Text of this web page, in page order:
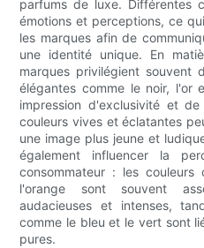
parfums de luxe. Différentes
émotions et perceptions, ce
les marques afin de
une identité unique. En
marques privilégient souvent
élégantes comme le noir, l'or
impression d'exclusivité et
couleurs vives et éclatantes
une image plus jeune et
également influencer la
consommateur : les
l'orange sont souvent
audacieuses et intenses,
comme le bleu et le vert sont
pures.